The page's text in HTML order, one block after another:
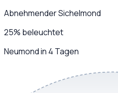
Abnehmender Sichelmond
25% beleuchtet
Neumond in 4 Tagen